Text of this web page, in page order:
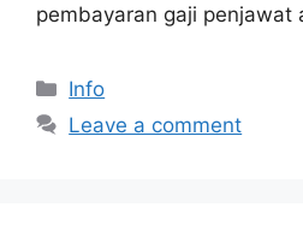
pembayaran gaji penjawat
Categories
Info
Leave a comment